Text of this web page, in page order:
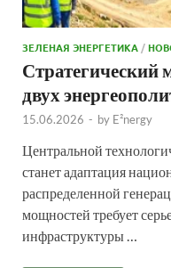
ЗЕЛЕНАЯ ЭНЕРГЕТИКА /
Стратегический
двух
15.06.2026 - by E²nergy
Центральной
станет адаптация
распределенной
мощностей требует
инфраструктуры …